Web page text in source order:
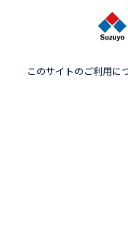
このサイトのご利用に